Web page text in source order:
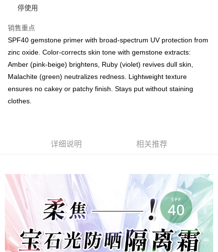
停使用
销售重点
SPF40 gemstone primer with broad-spectrum UV protection from
zinc oxide. Color-corrects skin tone with gemstone extracts:
Amber (pink-beige) brightens, Ruby (violet) revives dull skin,
Malachite (green) neutralizes redness. Lightweight texture
ensures no cakey or patchy finish. Stays put without staining
clothes.
详细说明 相关推荐